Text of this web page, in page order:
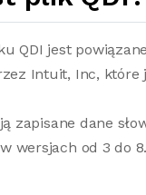
QDI jest
Intuit, Inc, które
zapisane dane
wersjach od 3 do 8.